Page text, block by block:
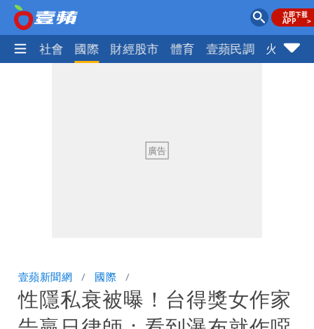
政治 社會 國際 財經股市 體育 壹蘋民調 火線話
壹蘋新聞網 國際
性隱私衰被曝！台得獎女作家